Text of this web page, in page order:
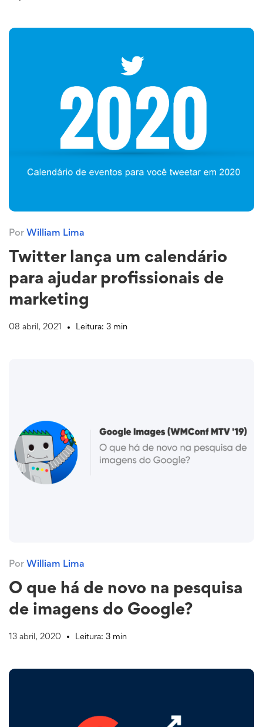
Por William Lima
Twitter lança um calendário
para ajudar profissionais de
marketing
08 abril, 2021 Leitura: 3 min
Por William Lima
O que há de novo na pesquisa
de imagens do Google?
13 abril, 2020 Leitura: 3 min